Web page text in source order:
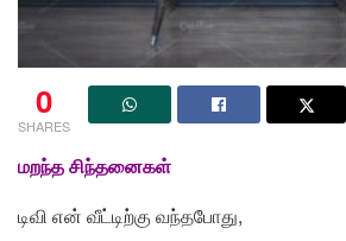
0
SHARES
மறந்த சிந்தனைகள்
டிவி என் வீட்டிற்கு வந்தபோது,